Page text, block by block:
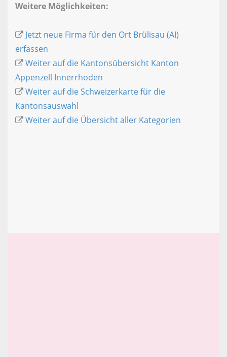
Weitere Möglichkeiten:
Jetzt neue Firma für den Ort Brülisau (AI)
erfassen
Weiter auf die Kantonsübersicht Kanton
Appenzell Innerrhoden
Weiter auf die Schweizerkarte für die
Kantonsauswahl
Weiter auf die Übersicht aller Kategorien